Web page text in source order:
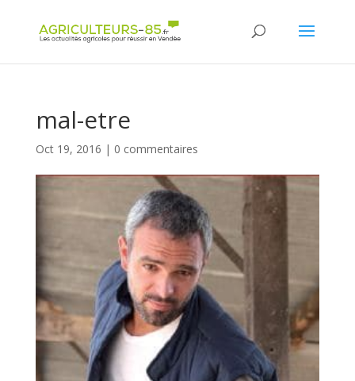
mal-etre
Oct 19, 2016 | 0 commentaires